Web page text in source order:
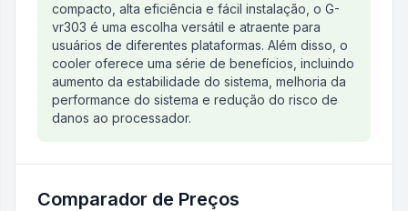
compacto, alta eficiência e fácil instalação, o G-
vr303 é uma escolha versátil e atraente para
usuários de diferentes plataformas. Além disso, o
cooler oferece uma série de benefícios, incluindo
aumento da estabilidade do sistema, melhoria da
performance do sistema e redução do risco de
danos ao processador.
Comparador de Preços